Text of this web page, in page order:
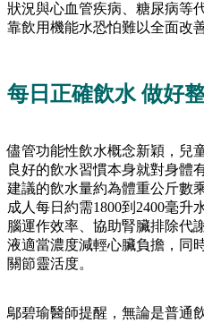
狀況與心血管疾病、糖尿病等
靠飲用機能水恐怕難以全面改善
每日正確飲水 做好
儘管功能性飲水概念新穎，兒
良好的飲水習慣本身就對身體
建議的飲水量約為體重公斤數
成人每日約需1800到2400毫升
腦運作效率、協助腎臟排除代
液適當濃度減輕心臟負擔，同
關節靈活度。
鄔碧瑜醫師提醒，無論是普通